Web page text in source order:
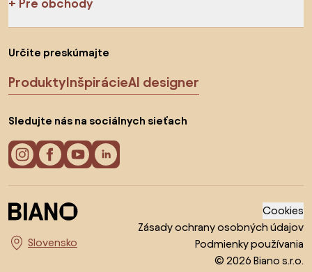
Pre obchody
Určite preskúmajte
ProduktyInšpirácieAI designer
Sledujte nás na sociálnych sieťach
Vyberte krajinu
Cookies
Zásady ochrany osobných údajov
Podmienky používania
© 2026 Biano s.r.o.